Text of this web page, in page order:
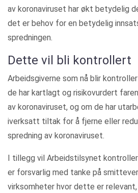
av koronaviruset har økt betydelig
det er behov for en betydelig
spredningen.
Dette vil bli kontrollert
Arbeidsgiverne som nå blir
de har kartlagt og risikovurdert
av koronaviruset, og om de har
iverksatt tiltak for å fjerne eller
spredning av koronaviruset.
I tillegg vil Arbeidstilsynet
er forsvarlig med tanke på
virksomheter hvor dette er